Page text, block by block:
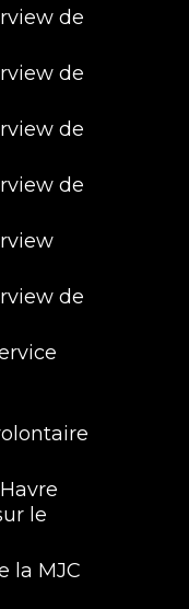
de
de
de
de
de
le
la MJC